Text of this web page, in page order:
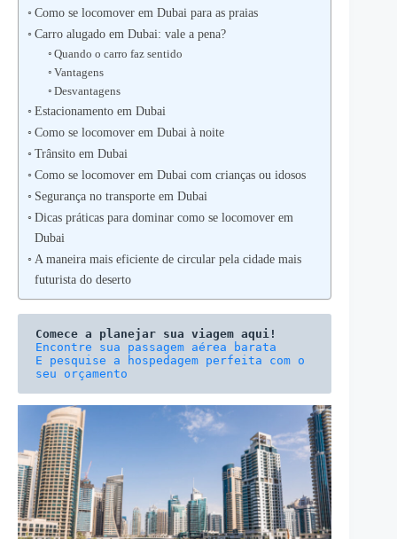
Como se locomover em Dubai para as praias
Carro alugado em Dubai: vale a pena?
Quando o carro faz sentido
Vantagens
Desvantagens
Estacionamento em Dubai
Como se locomover em Dubai à noite
Trânsito em Dubai
Como se locomover em Dubai com crianças ou idosos
Segurança no transporte em Dubai
Dicas práticas para dominar como se locomover em
Dubai
A maneira mais eficiente de circular pela cidade mais
futurista do deserto
Comece a planejar sua viagem aqui!
E pesquise a hospedagem perfeita com o
seu orçamento